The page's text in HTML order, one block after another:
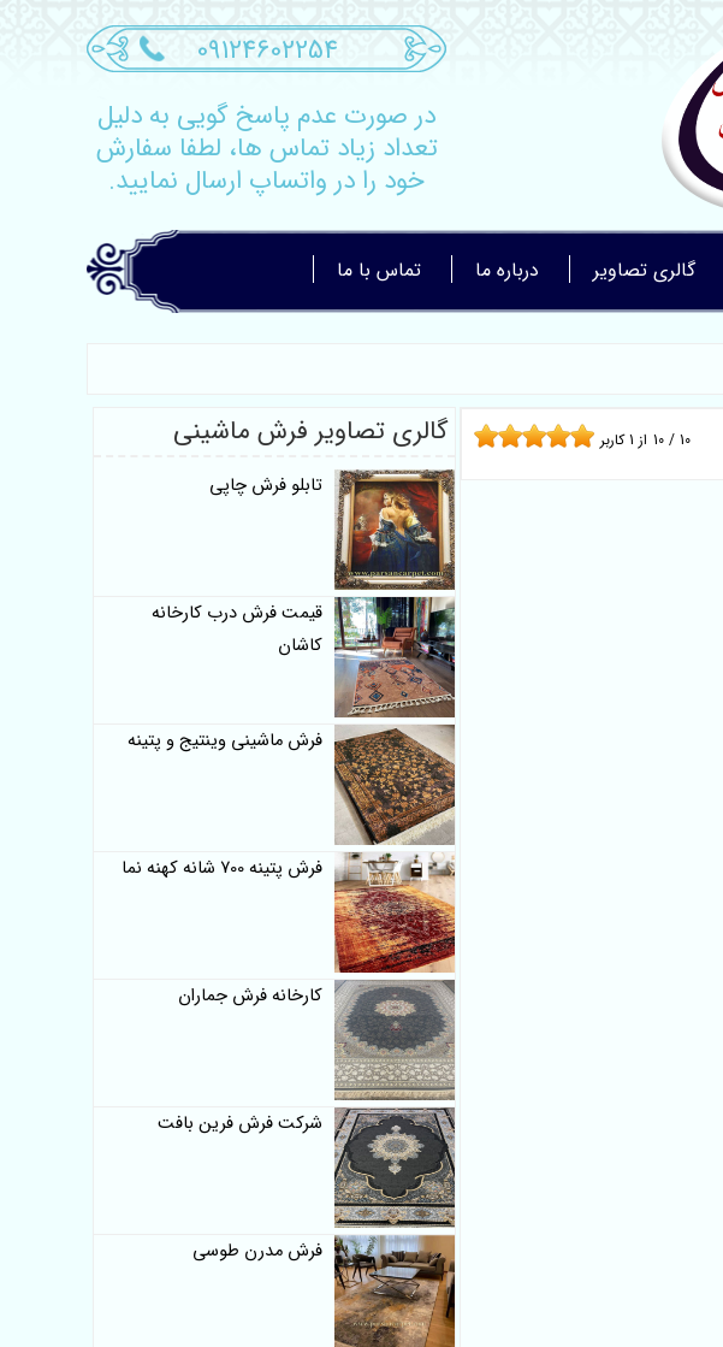
09124602254
در صورت عدم پاسخ گویی به دلیل
تعداد زیاد تماس ها، لطفا سفارش
خود را در واتساپ ارسال نمایید.
گالری تصاویر درباره ما تماس با ما
10 / 10 از 1کاربر گالری تصاویر فرش ماشینی
تابلو فرش چاپی
قیمت فرش درب کارخانه
کاشان
فرش ماشینی وینتیج و پتینه
فرش پتینه 700 شانه کهنه نما
کارخانه فرش جماران
شرکت فرش فرین بافت
فرش مدرن طوسی